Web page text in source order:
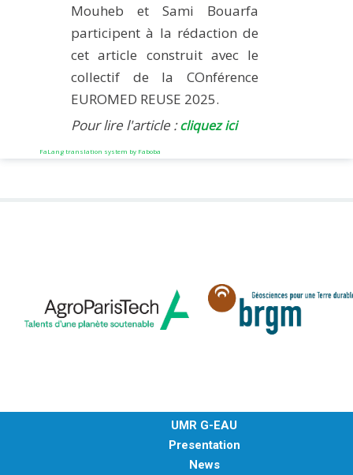
Mouheb et Sami Bouarfa
participent à la rédaction de
cet article construit avec le
collectif de la COnférence
EUROMED REUSE 2025.
Pour lire l'article :cliquez ici
FaLang translation system by Faboba
UMR G-EAU
Presentation
News